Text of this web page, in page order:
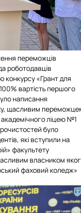
переможців
роботодавців
конкурсу «Грант для
вартість першого
написання
щасливим
ліцею №1
було
які вступили на
факультету
власником
фаховий коледж»